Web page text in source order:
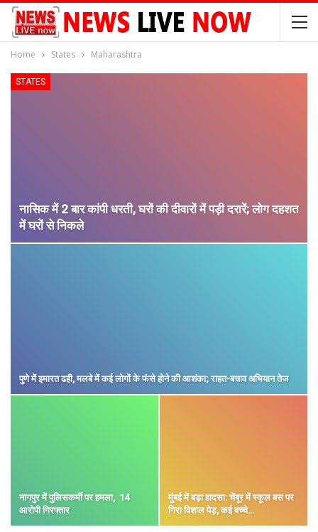
Home States Maharashtra
STATES
नासिक में 2 बार कांपी धरती, घरों की दीवारों में पड़ी दरारें; लोग दहशत
में घरों से निकले
पुणे में इमारत ढही, मलबे में कई लोगों के फंसे होने की आशंका; राहत-बचाव अभियान तेज
नागपुर में पुलिसकर्मी पर हमला, 14
आरोपी गिरफ्तार
मुंबई में बड़ा हादसा: चेंबूर में स्कूल बस पर
गिरा विशाल पेड़, कई बच्चे…